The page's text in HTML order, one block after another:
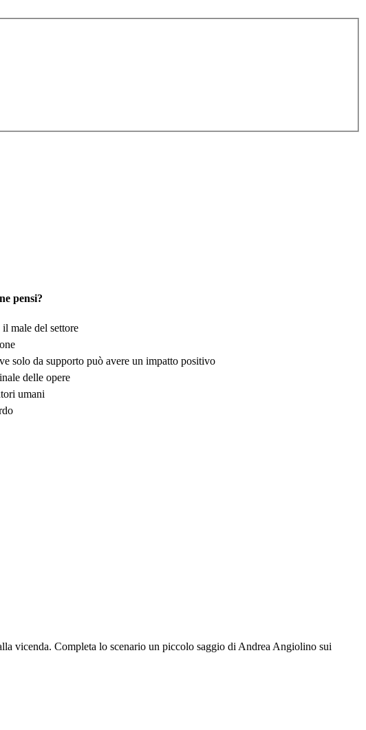
pensi?
male del settore
solo da supporto può avere un impatto positivo
delle opere
umani
vicenda. Completa lo scenario un piccolo saggio di Andrea Angiolino sui